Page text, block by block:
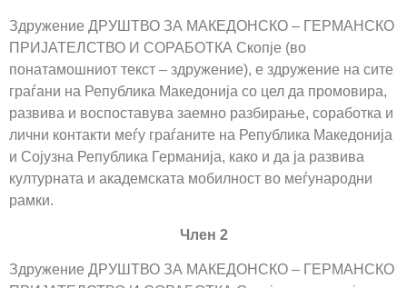
Здружение ДРУШТВО ЗА МАКЕДОНСКО – ГЕРМАНСКО
ПРИЈАТЕЛСТВО И СОРАБОТКА Скопје (во
понатамошниот текст – здружение), е здружение на сите
граѓани на Република Македонија со цел да промовира,
развива и воспоставува заемно разбирање, соработка и
лични контакти меѓу граѓаните на Република Македонија
и Сојузна Република Германија, како и да ја развива
културната и академската мобилност во меѓународни
рамки.
Член 2
Здружение ДРУШТВО ЗА МАКЕДОНСКО – ГЕРМАНСКО